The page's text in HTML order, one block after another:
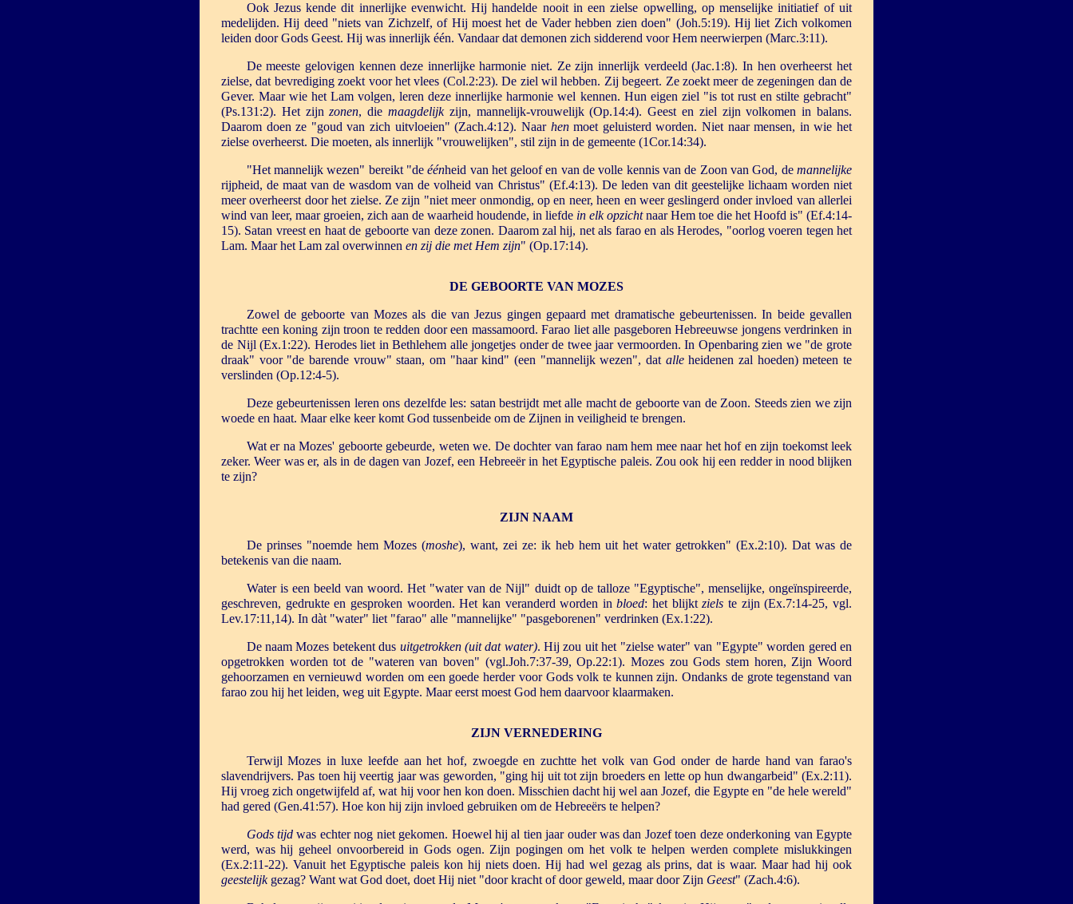
Ook Jezus kende dit innerlijke evenwicht. Hij handelde nooit in een zielse opwelling, op menselijke initiatief of uit
medelijden. Hij deed "niets van Zichzelf, of Hij moest het de Vader hebben zien doen" (Joh.5:19). Hij liet Zich volkomen
leiden door Gods Geest. Hij was innerlijk één. Vandaar dat demonen zich sidderend voor Hem neerwierpen (Marc.3:11).
De meeste gelovigen kennen deze innerlijke harmonie niet. Ze zijn innerlijk verdeeld (Jac.1:8). In hen overheerst het
zielse, dat bevrediging zoekt voor het vlees (Col.2:23). De ziel wil hebben. Zij begeert. Ze zoekt meer de zegeningen dan de
Gever. Maar wie het Lam volgen, leren deze innerlijke harmonie wel kennen. Hun eigen ziel "is tot rust en stilte gebracht"
(Ps.131:2). Het zijnzonen, diemaagdelijkzijn, mannelijk-vrouwelijk (Op.14:4). Geest en ziel zijn volkomen in balans.
Daarom doen ze "goud van zich uitvloeien" (Zach.4:12). Naar henmoet geluisterd worden. Niet naar mensen, in wie het
zielse overheerst. Die moeten, als innerlijk "vrouwelijken", stil zijn in de gemeente (1Cor.14:34).
"Het mannelijk wezen" bereikt "deéénheid van het geloof en van de volle kennis van de Zoon van God, demannelijke
rijpheid, de maat van de wasdom van de volheid van Christus" (Ef.4:13). De leden van dit geestelijke lichaam worden niet
meer overheerst door het zielse. Ze zijn "niet meer onmondig, op en neer, heen en weer geslingerd onder invloed van allerlei
wind van leer, maar groeien, zich aan de waarheid houdende, in liefde in elk opzichtnaar Hem toe die het Hoofd is" (Ef.4:14-
15). Satan vreest en haat de geboorte van deze zonen. Daarom zal hij, net als farao en als Herodes, "oorlog voeren tegen het
Lam. Maar het Lam zal overwinnen en zij die met Hem zijn" (Op.17:14).
DE GEBOORTE VAN MOZES
Zowel de geboorte van Mozes als die van Jezus gingen gepaard met dramatische gebeurtenissen. In beide gevallen
trachtte een koning zijn troon te redden door een massamoord. Farao liet alle pasgeboren Hebreeuwse jongens verdrinken in
de Nijl (Ex.1:22). Herodes liet in Bethlehem alle jongetjes onder de twee jaar vermoorden. In Openbaring zien we "de grote
draak" voor "de barende vrouw" staan, om "haar kind" (een "mannelijk wezen", dat alleheidenen zal hoeden) meteen te
verslinden (Op.12:4-5).
Deze gebeurtenissen leren ons dezelfde les: satan bestrijdt met alle macht de geboorte van de Zoon. Steeds zien we zijn
woede en haat. Maar elke keer komt God tussenbeide om de Zijnen in veiligheid te brengen.
Wat er na Mozes' geboorte gebeurde, weten we. De dochter van farao nam hem mee naar het hof en zijn toekomst leek
zeker. Weer was er, als in de dagen van Jozef, een Hebreeër in het Egyptische paleis. Zou ook hij een redder in nood blijken
te zijn?
ZIJN NAAM
De prinses "noemde hem Mozes (moshe), want, zei ze: ik heb hem uit het water getrokken" (Ex.2:10). Dat was de
betekenis van die naam.
Water is een beeld van woord. Het "water van de Nijl" duidt op de talloze "Egyptische", menselijke, ongeïnspireerde,
geschreven, gedrukte en gesproken woorden. Het kan veranderd worden inbloed: het blijktzielste zijn (Ex.7:14-25, vgl.
Lev.17:11,14). In dàt "water" liet "farao" alle "mannelijke" "pasgeborenen" verdrinken (Ex.1:22).
De naam Mozes betekent dus uitgetrokken (uit dat water). Hij zou uit het "zielse water" van "Egypte" worden gered en
opgetrokken worden tot de "wateren van boven" (vgl.Joh.7:37-39, Op.22:1). Mozes zou Gods stem horen, Zijn Woord
gehoorzamen en vernieuwd worden om een goede herder voor Gods volk te kunnen zijn. Ondanks de grote tegenstand van
farao zou hij het leiden, weg uit Egypte. Maar eerst moest God hem daarvoor klaarmaken.
ZIJN VERNEDERING
Terwijl Mozes in luxe leefde aan het hof, zwoegde en zuchtte het volk van God onder de harde hand van farao's
slavendrijvers. Pas toen hij veertig jaar was geworden, "ging hij uit tot zijn broeders en lette op hun dwangarbeid" (Ex.2:11).
Hij vroeg zich ongetwijfeld af, wat hij voor hen kon doen. Misschien dacht hij wel aan Jozef, die Egypte en "de hele wereld"
had gered (Gen.41:57). Hoe kon hij zijn invloed gebruiken om de Hebreeërs te helpen?
Gods tijd was echter nog niet gekomen. Hoewel hij al tien jaar ouder was dan Jozef toen deze onderkoning van Egypte
werd, was hij geheel onvoorbereid in Gods ogen. Zijn pogingen om het volk te helpen werden complete mislukkingen
(Ex.2:11-22). Vanuit het Egyptische paleis kon hij niets doen. Hij had wel gezag als prins, dat is waar. Maar had hij ook
geestelijkgezag? Want wat God doet, doet Hij niet "door kracht of door geweld, maar door Zijn Geest" (Zach.4:6).